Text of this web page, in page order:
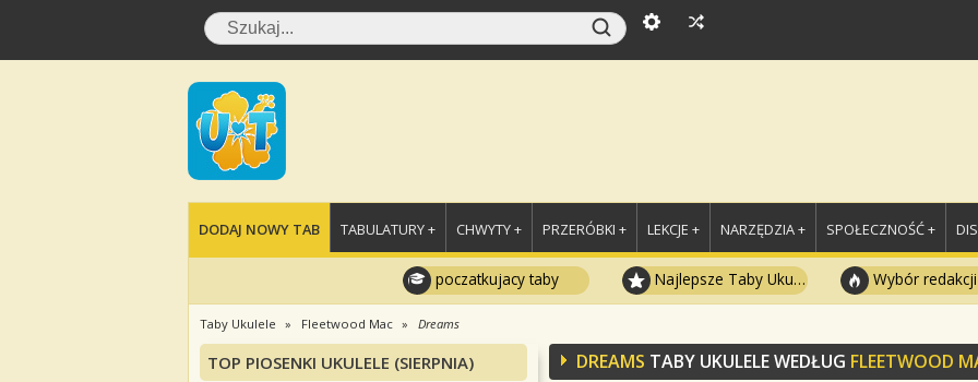
DODAJ NOWY TAB TABULATURY + CHWYTY + PRZERÓBKI + LEKCJE + NARZĘDZIA + SPOŁECZNOŚĆ +
poczatkujacy taby Najlepsze Taby Ukulele Wybór redakcji
Taby Ukulele Fleetwood Mac Dreams
DREAMS TABY UKULELE WEDŁUG FLEETWOOD
TOP PIOSENKI UKULELE (SIERPNIA)